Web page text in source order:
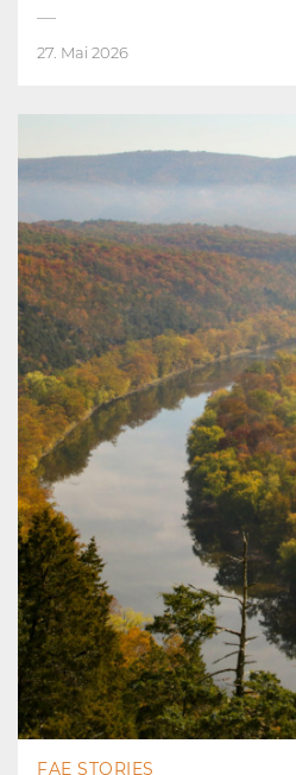
27. Mai 2026
FAE STORIES